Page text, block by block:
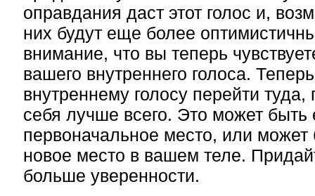
оправдания даст этот голос и,
них будут еще более
внимание, что вы теперь
вашего внутреннего голоса.
внутреннему голосу перейти туда,
себя лучше всего. Это может быть
первоначальное место, или может
новое место в вашем теле.
больше уверенности.